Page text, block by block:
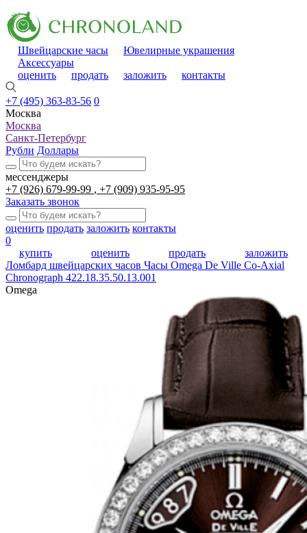
Швейцарские часы
Ювелирные украшения
Аксессуары
оценить
продать заложить контакты
+7 (495) 363-83-56 0
Москва
Москва
Санкт-Петербург
Рубли Доллары
мессенджеры
+7 (926) 679-99-99
+7 (909) 935-95-95
Заказать звонок
оценить продать заложить контакты
0
купить
оценить продать
заложить
Ломбард швейцарских часов Часы Omega De Ville Co-Axial
Chronograph 422.18.35.50.13.001
Omega